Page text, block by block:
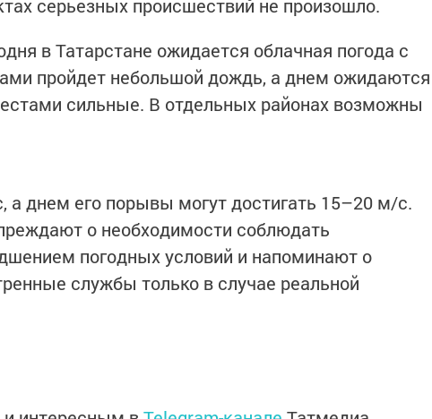
серьезных происшествий не произошло.
в Татарстане ожидается облачная погода с
пройдет небольшой дождь, а днем ожидаются
сильные. В отдельных районах возможны
а днем его порывы могут достигать 15–20 м/с.
о необходимости соблюдать
погодных условий и напоминают о
службы только в случае реальной